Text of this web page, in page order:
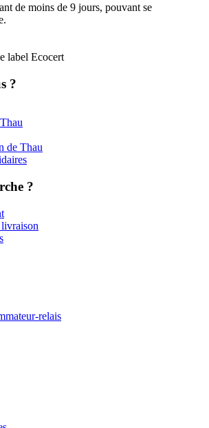
de moins de 9 jours, pouvant se
label Ecocert
?
de Thau
?
relais